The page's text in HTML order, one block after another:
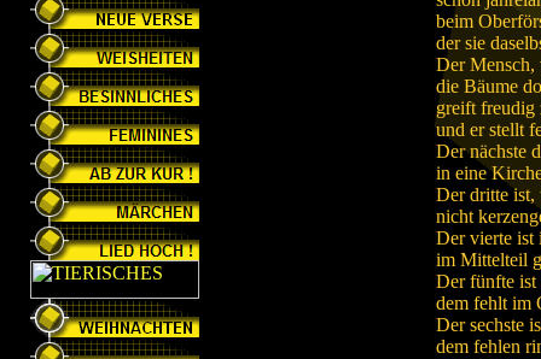
beim
der sie
Der Mensch,
die Bäume
greift freudig
und er stellt
Der nächste
in eine
Der dritte ist,
nicht
Der vierte ist
im Mittelteil
Der fünfte ist
dem fehlt im
Der sechste
dem fehlen